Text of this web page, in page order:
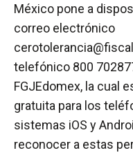
México pone a
correo electrónico
telefónico 800
FGJEdomex, la cual
gratuita para los
sistemas iOS y
reconocer a estas